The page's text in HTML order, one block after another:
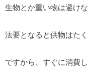
生物とか重い物は避け
法要となると供物はた
ですから、すぐに消費